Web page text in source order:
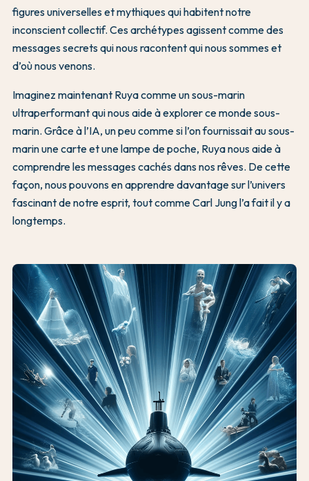
figures universelles et mythiques qui habitent notre
inconscient collectif. Ces archétypes agissent comme des
messages secrets qui nous racontent qui nous sommes et
d’où nous venons.
Imaginez maintenant Ruya comme un sous-marin
ultraperformant qui nous aide à explorer ce monde sous-
marin. Grâce à l’IA, un peu comme si l’on fournissait au sous-
marin une carte et une lampe de poche, Ruya nous aide à
comprendre les messages cachés dans nos rêves. De cette
façon, nous pouvons en apprendre davantage sur l’univers
fascinant de notre esprit, tout comme Carl Jung l’a fait il y a
longtemps.